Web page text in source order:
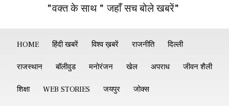
"वक्त के साथ " जहाँ सच बोले खबरें"
HOME हिंदी खबरें विश्व ख़बरें राजनीति दिल्ली
राजस्थान बॉलीवुड मनोरंजन खेल अपराध जीवन शैली
शिक्षा WEB STORIES जयपुर जोक्स